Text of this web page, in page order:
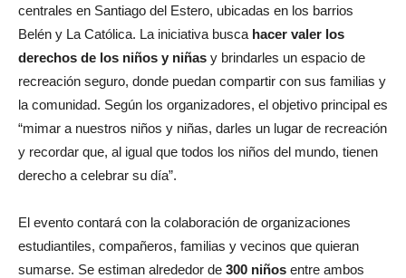
centrales en Santiago del Estero, ubicadas en los barrios
Belén y La Católica. La iniciativa busca hacer valer los
derechos de los niños y niñas y brindarles un espacio de
recreación seguro, donde puedan compartir con sus familias y
la comunidad. Según los organizadores, el objetivo principal es
“mimar a nuestros niños y niñas, darles un lugar de recreación
y recordar que, al igual que todos los niños del mundo, tienen
derecho a celebrar su día”.
El evento contará con la colaboración de organizaciones
estudiantiles, compañeros, familias y vecinos que quieran
sumarse. Se estiman alrededor de 300 niños entre ambos